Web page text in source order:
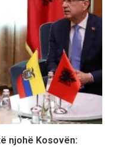
njohë Kosovën: